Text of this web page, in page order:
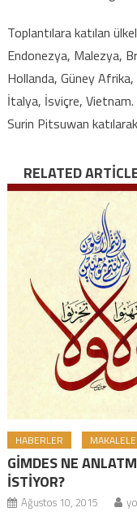
Toplantılara katılan
Endonezya, Malezya,
Hollanda, Güney
İtalya, İsviçre, Vietnam.
Surin Pitsuwan
RELATED
HABERLER
GİMDES NE
İSTİYOR?
Ağustos 10, 2015